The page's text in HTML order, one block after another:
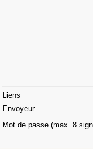
Liens
Envoyeur
Mot de passe (max. 8